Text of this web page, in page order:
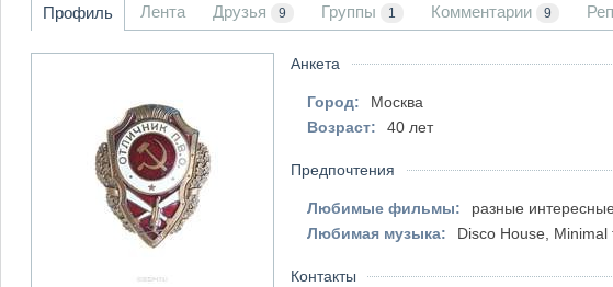
Профиль Лента Друзья 9 Группы 1 Комментарии 9
Анкета
Город:
Москва
Возраст:
40 лет
Предпочтения
Любимые фильмы:
разные интересные
Любимая музыка:
Disco House, Minimal
Контакты